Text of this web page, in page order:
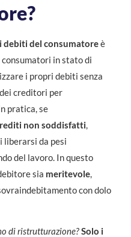
del consumatoreè
in stato di
i propri debiti senza
creditori per
pratica, se
non soddisfatti
liberarsi da pesi
del lavoro. In questo
sia meritevole
con dolo
di ristrutturazione?Solo i